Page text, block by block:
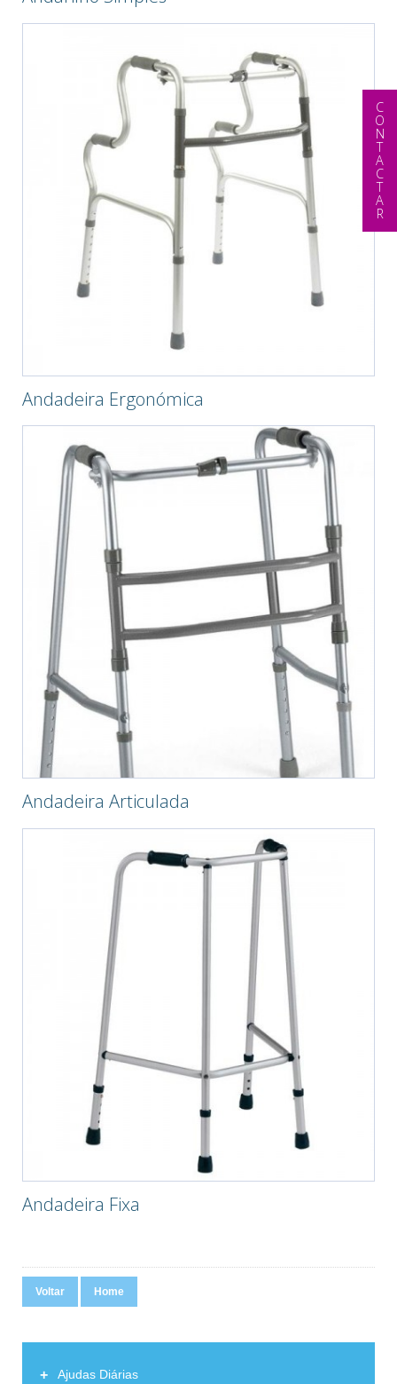
Andadeira Ergonómica
Andadeira Articulada
Andadeira Fixa
Voltar Home
+ Ajudas Diárias
CONTACTAR